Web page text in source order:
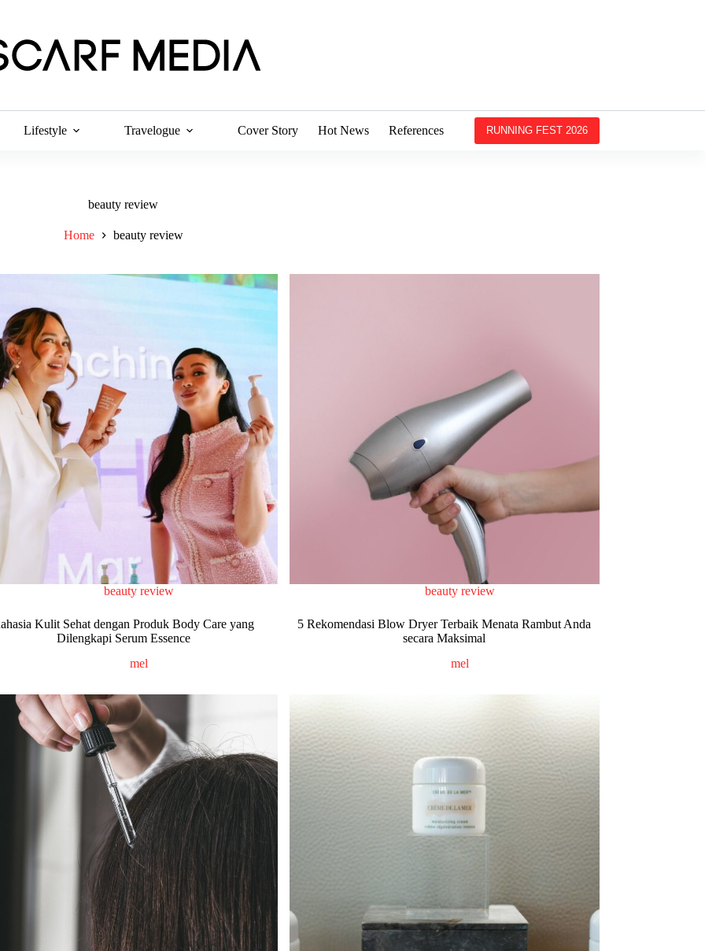
Lifestyle Travelogue Cover Story Hot News References RUNNING FEST 2026
beauty review
Home beauty review
beauty review
Kulit Sehat dengan Produk Body Care yang
Dilengkapi Serum Essence
mel
beauty review
5 Rekomendasi Blow Dryer Terbaik Menata Rambut Anda
secara Maksimal
mel